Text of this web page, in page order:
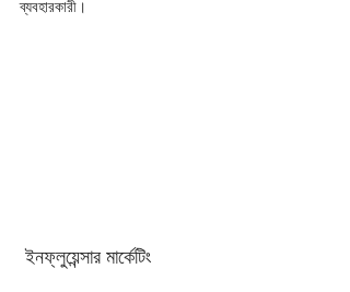
ব্যবহারকারী।
ইনফ্লুয়েন্সার মার্কেটিং